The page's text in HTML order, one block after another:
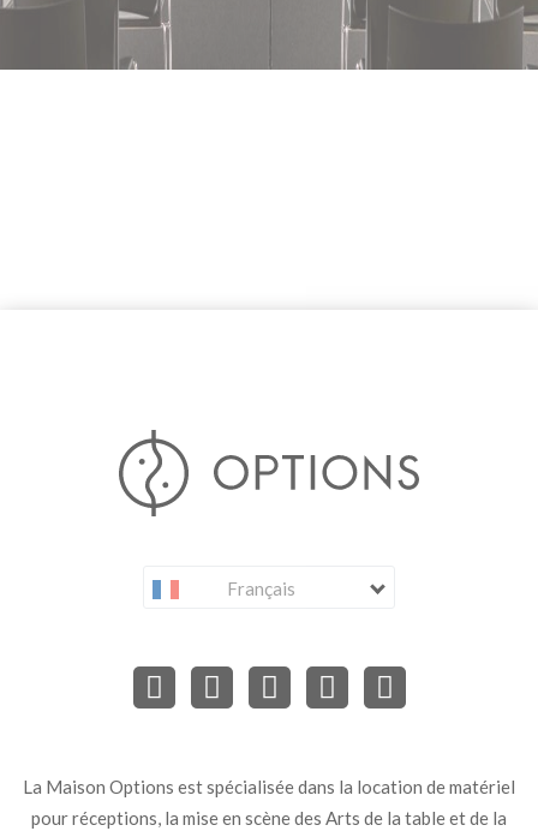
Français
La Maison Options est spécialisée dans la location de matériel
pour réceptions, la mise en scène des Arts de la table et de la